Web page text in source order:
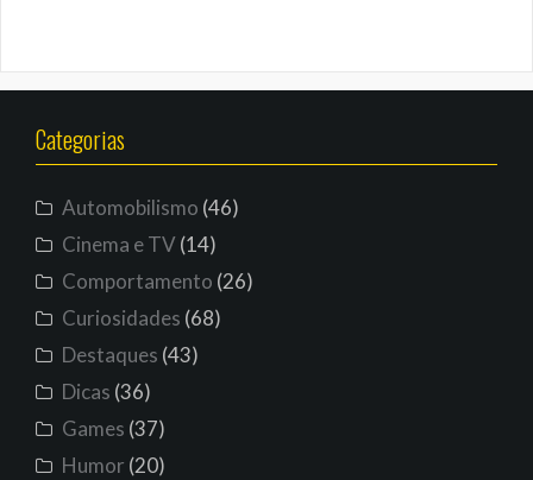
Categorias
Automobilismo (46)
Cinema e TV(14)
Comportamento (26)
Curiosidades (68)
Destaques (43)
Dicas (36)
Games (37)
Humor (20)